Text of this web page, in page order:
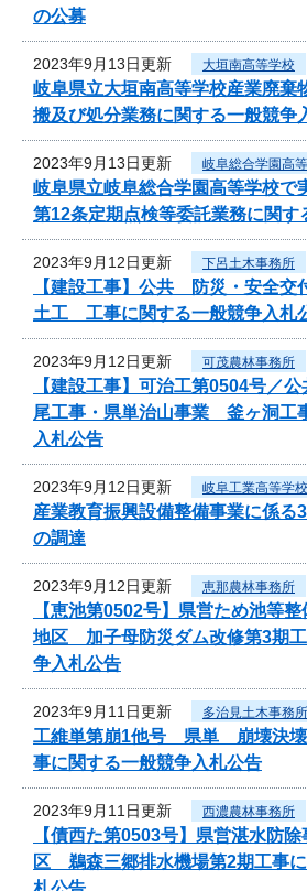
の公募
2023年9月13日更新 大垣南高等学校
岐阜県立大垣南高等学校産業廃棄
搬及び処分業務に関する一般競争
2023年9月13日更新 岐阜総合学園高
岐阜県立岐阜総合学園高等学校で
第12条定期点検等委託業務に関す
2023年9月12日更新 下呂土木事務所
【建設工事】公共 防災・安全
土工 工事に関する一般競争入札
2023年9月12日更新 可茂農林事務所
【建設工事】可治工第0504号／
尾工事・県単治山事業 釜ヶ洞工
入札公告
2023年9月12日更新 岐阜工業高等学校
産業教育振興設備整備事業に係る
の調達
2023年9月12日更新 恵那農林事務所
【恵池第0502号】県営ため池等
地区 加子母防災ダム改修第3期
争入札公告
2023年9月11日更新 多治見土木事務所
工維単第崩1他号 県単 崩壊決壊
事に関する一般競争入札公告
2023年9月11日更新 西濃農林事務所
【債西た第0503号】県営湛水防
区 鵜森三郷排水機場第2期工事